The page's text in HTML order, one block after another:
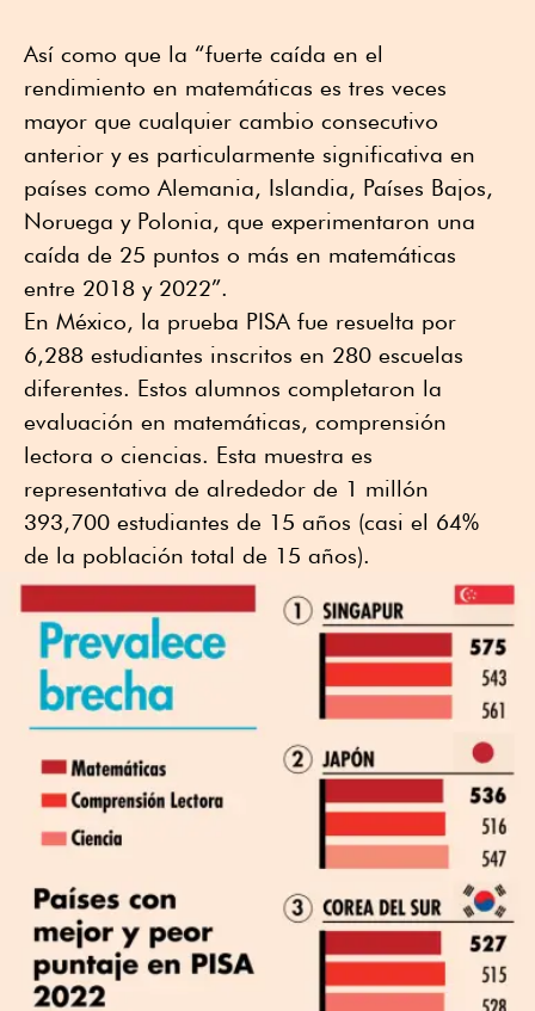
Así como que la “fuerte caída en el
rendimiento en matemáticas es tres veces
mayor que cualquier cambio consecutivo
anterior y es particularmente significativa en
países como Alemania, Islandia, Países Bajos,
Noruega y Polonia, que experimentaron una
caída de 25 puntos o más en matemáticas
entre 2018 y 2022”.
En México, la prueba PISA fue resuelta por
6,288 estudiantes inscritos en 280 escuelas
diferentes. Estos alumnos completaron la
evaluación en matemáticas, comprensión
lectora o ciencias. Esta muestra es
representativa de alrededor de 1 millón
393,700 estudiantes de 15 años (casi el 64%
de la población total de 15 años).